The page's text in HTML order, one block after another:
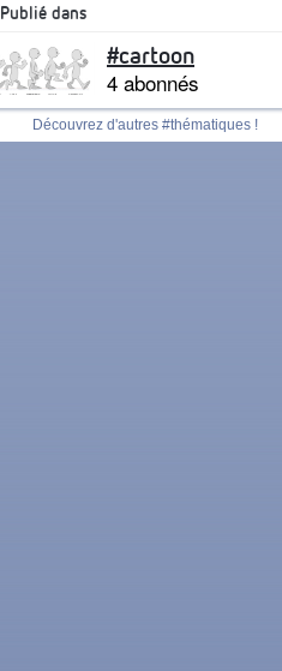
Publié dans
#cartoon
4 abonnés
Découvrez d'autres #thématiques !